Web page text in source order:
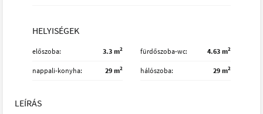
HELYISÉGEK
előszoba 3.3 m2 fürdőszoba-wc 4.63 m2
nappali-konyha 29 m2 hálószoba 29 m2
LEÍRÁS